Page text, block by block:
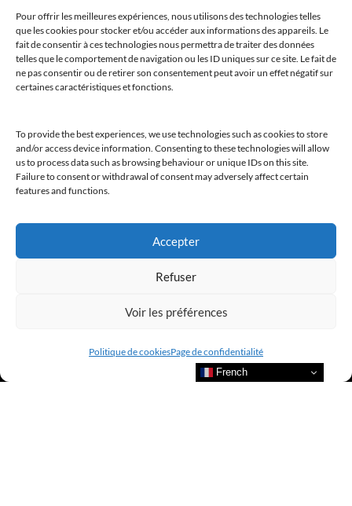
Pour offrir les meilleures expériences, nous utilisons des technologies telles
que les cookies pour stocker et/ou accéder aux informations des appareils. Le
fait de consentir à ces technologies nous permettra de traiter des données
telles que le comportement de navigation ou les ID uniques sur ce site. Le fait de
ne pas consentir ou de retirer son consentement peut avoir un effet négatif sur
certaines caractéristiques et fonctions.
To provide the best experiences, we use technologies such as cookies to store
and/or access device information. Consenting to these technologies will allow
us to process data such as browsing behaviour or unique IDs on this site.
Failure to consent or withdrawal of consent may adversely affect certain
features and functions.
Accepter
Refuser
Voir les préférences
Politique de cookiesPage de confidentialité
@clubamilcar
French